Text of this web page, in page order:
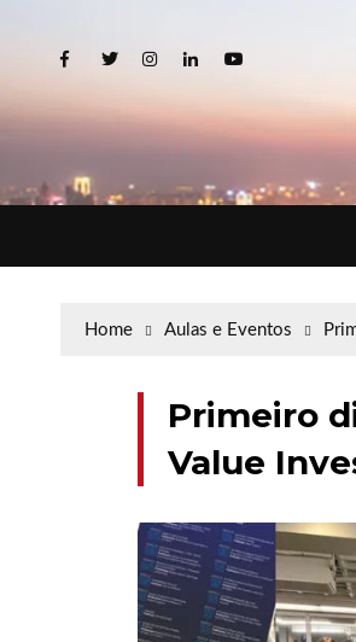
Home Aulas e Eventos
Primeiro
Value